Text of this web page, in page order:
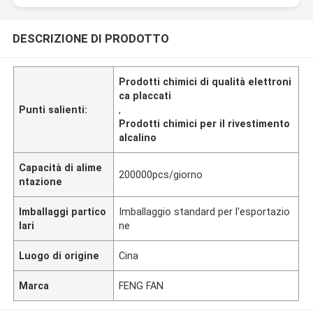
DESCRIZIONE DI PRODOTTO
Punti salienti:
Prodotti chimici di qualità elettroni
ca placcati
,
Prodotti chimici per il rivestimento
alcalino
Capacità di alime
ntazione
200000pcs/giorno
Imballaggi partico
lari
Imballaggio standard per l'esportazio
ne
Luogo di origine Cina
Marca FENG FAN